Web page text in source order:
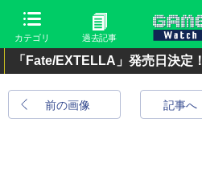
カテゴリ 過去記事
「Fate/EXTELLA」発売日決定！
前の画像 記事へ